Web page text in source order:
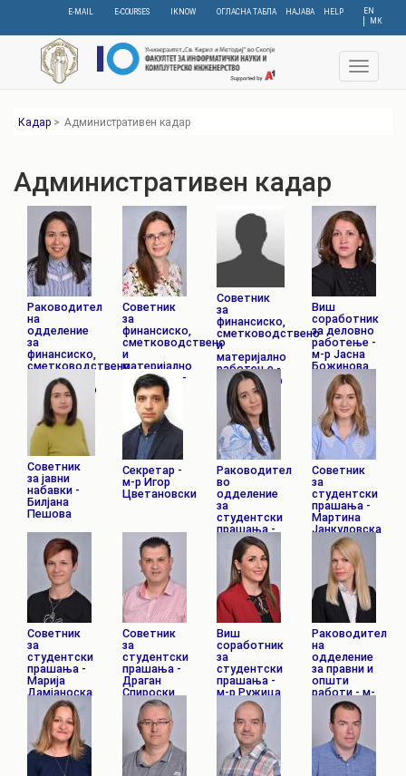
content
EN
МК
E-MAIL E-COURSES IKNOW ОГЛАСНА ТАБЛА НАЈАВА HELP
Toggle
Кадар > Административен кадар
Административен кадар
Раководител
на
одделение
за
финансиско,
сметководствено
материјално
работење -
Пепица
Амбаркова
Советник
за
финансиско,
сметководствено
и
материјално
работење -
м-р Анета
Десковска
Советник
за
финансиско,
сметководствено
и
материјално
работење -
Александар
Икономов
Виш
соработник
за деловно
работење -
м-р Јасна
Божинова
Советник
за јавни
набавки -
Билјана
Пешова
Секретар -
м-р Игор
Цветановски
Раководител
во
одделение
за
студентски
прашања -
Елена
Пановска
Советник
за
студентски
прашања -
Мартина
Јанкуловска
Советник
за
студентски
прашања -
Марија
Дамјаноска
Советник
за
студентски
прашања -
Драган
Спироски
Виш
соработник
за
студентски
прашања -
м-р Ружица
Пеева
Раководител
на
одделение
за правни и
општи
работи - м-
Валентина
Трајанова